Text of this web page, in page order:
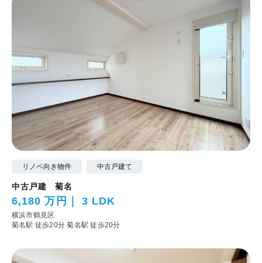
リノベ向き物件 中古戸建て
中古戸建 菊名
6,180 万円 3 LDK
横浜市鶴見区
菊名駅 徒歩20分菊名駅 徒歩20分